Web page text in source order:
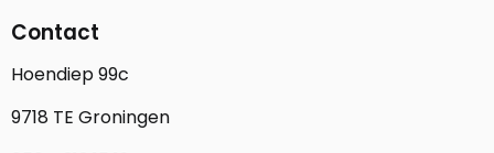
Contact
Hoendiep 99c
9718 TE Groningen